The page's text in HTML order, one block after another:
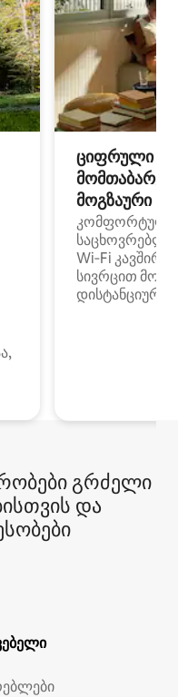
ციფრული
მოგზაური
კომფორტული
Wi‑Fi
სივრცით
დისტანციური
გრძელი
და